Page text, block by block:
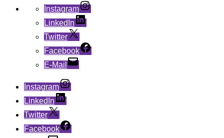
Instagram
LinkedIn
Twitter
Facebook
E-Mail
Instagram
LinkedIn
Twitter
Facebook